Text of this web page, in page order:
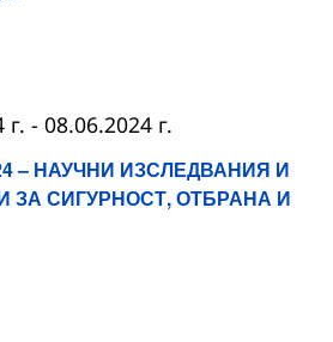
– НАУЧНИ ИЗСЛЕДВАНИЯ И
ЗА СИГУРНОСТ, ОТБРАНА И
г. - 08.06.2024 г.